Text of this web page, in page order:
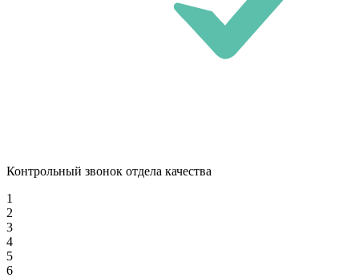
Контрольный звонок отдела качества
1
2
3
4
5
6